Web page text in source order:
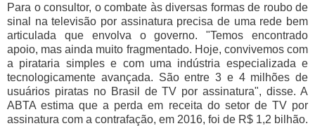
Para o consultor, o combate às diversas formas de roubo de
sinal na televisão por assinatura precisa de uma rede bem
articulada que envolva o governo. "Temos encontrado
apoio, mas ainda muito fragmentado. Hoje, convivemos com
a pirataria simples e com uma indústria especializada e
tecnologicamente avançada. São entre 3 e 4 milhões de
usuários piratas no Brasil de TV por assinatura", disse. A
ABTA estima que a perda em receita do setor de TV por
assinatura com a contrafação, em 2016, foi de R$ 1,2 bilhão.